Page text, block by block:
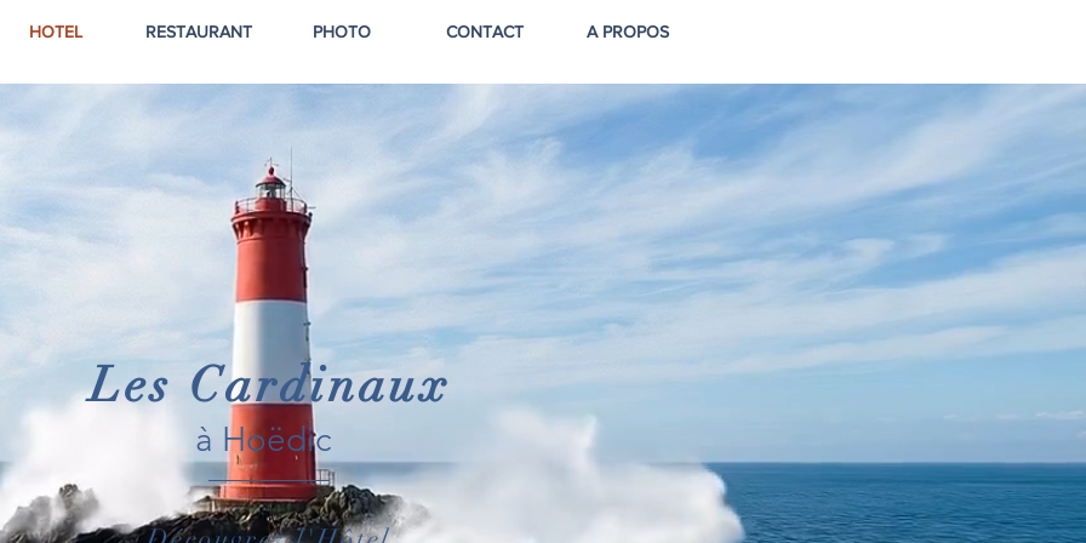
HOTEL RESTAURANT PHOTO CONTACT A PROPOS
Les Cardinaux
à Hoëdic